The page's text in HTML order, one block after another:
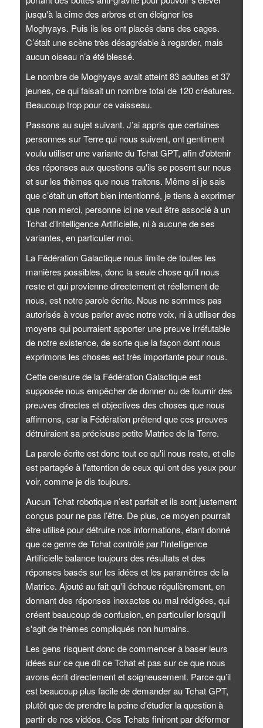
jusqu'à la cime des arbres et en éloigner les
Moghyays. Puis ils les ont placés dans des cages.
C’était une scène très désagréable à regarder, mais
aucun oiseau n’a été blessé.
Le nombre de Moghyays avait atteint 83 adultes et 37
jeunes, ce qui faisait un nombre total de 120 créatures.
Beaucoup trop pour ce vaisseau.
Passons au sujet suivant. J’ai appris que certaines
personnes sur Terre qui nous suivent, ont gentiment
voulu utiliser une variante du Tchat GPT, afin d'obtenir
des réponses aux questions qu'ils se posent sur nous
et sur les thèmes que nous traitons. Même si je sais
que c’était un effort bien intentionné, je tiens à exprimer
que non merci, personne ici ne veut être associé à un
Tchat d’Intelligence Artificielle, ni à aucune de ses
variantes, en particulier moi.
La Fédération Galactique nous limite de toutes les
manières possibles, donc la seule chose qu'il nous
reste et qui provienne directement et réellement de
nous, est notre parole écrite. Nous ne sommes pas
autorisés à vous parler avec notre voix, ni à utiliser des
moyens qui pourraient apporter une preuve irréfutable
de notre existence, de sorte que la façon dont nous
exprimons les choses est très importante pour nous.
Cette censure de la Fédération Galactique est
supposée nous empêcher de donner ou de fournir des
preuves directes et objectives des choses que nous
affirmons, car la Fédération prétend que ces preuves
détruiraient sa précieuse petite Matrice de la Terre.
La parole écrite est donc tout ce qu'il nous reste, et elle
est partagée à l'attention de ceux qui ont des yeux pour
voir, comme je dis toujours.
Aucun Tchat robotique n’est parfait et ils sont justement
conçus pour ne pas l’être. De plus, ce moyen pourrait
être utilisé pour détruire nos informations, étant donné
que ce genre de Tchat contrôlé par l'Intelligence
Artificielle balance toujours des résultats et des
réponses basés sur les idées et les paramètres de la
Matrice. Ajouté au fait qu'il échoue régulièrement, en
donnant des réponses inexactes ou mal rédigées, qui
créent beaucoup de confusion, en particulier lorsqu'il
s'agit de thèmes compliqués non humains.
Les gens risquent donc de commencer à baser leurs
idées sur ce que dit ce Tchat et pas sur ce que nous
avons écrit directement et soigneusement. Parce qu’il
est beaucoup plus facile de demander au Tchat GPT,
plutôt que de prendre la peine d’étudier la question à
partir de nos vidéos. Ces Tchats finiront par déformer